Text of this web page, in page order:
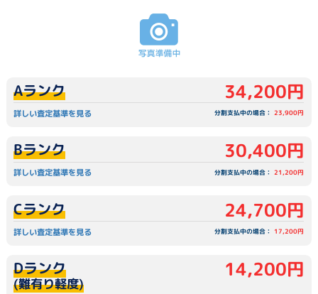
詳しい査定基準を見る
Aランク 34,200円
分割支払中の場合：23,900円
詳しい査定基準を見る
Bランク 30,400円
分割支払中の場合：21,200円
詳しい査定基準を見る
Cランク 24,700円
分割支払中の場合： 17,200円
Dランク
(難有り軽度)
14,200円